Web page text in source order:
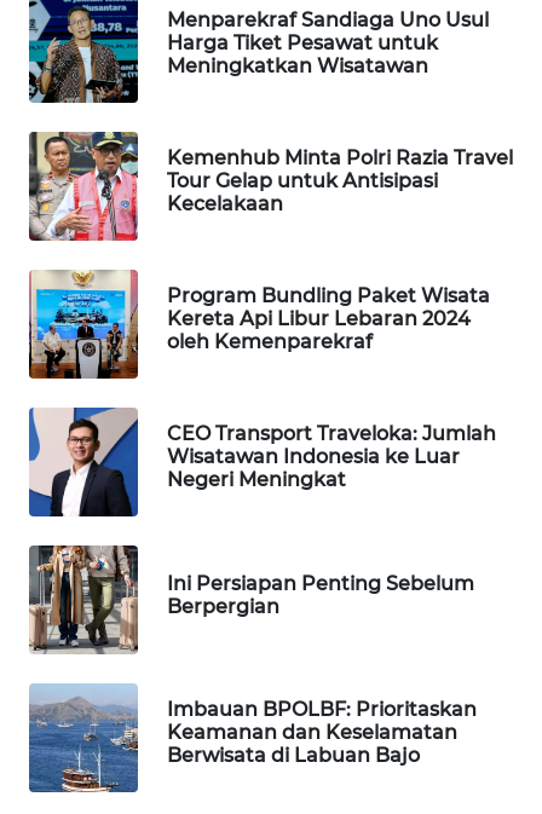
Menparekraf Sandiaga Uno Usul
Harga Tiket Pesawat untuk
Meningkatkan Wisatawan
Kemenhub Minta Polri Razia Travel
Tour Gelap untuk Antisipasi
Kecelakaan
Program Bundling Paket Wisata
Kereta Api Libur Lebaran 2024
oleh Kemenparekraf
CEO Transport Traveloka: Jumlah
Wisatawan Indonesia ke Luar
Negeri Meningkat
Ini Persiapan Penting Sebelum
Berpergian
Imbauan BPOLBF: Prioritaskan
Keamanan dan Keselamatan
Berwisata di Labuan Bajo
WN
LABUANBAJO
WN
BORNEO
Wahana
Media
Group
WAHANA
NEWS
WAHANA
TANI
WAHANA
ADVOKAT
WAHANA
INFRASTRUKTUR
WAHANA
WAHANA
LISTRIK